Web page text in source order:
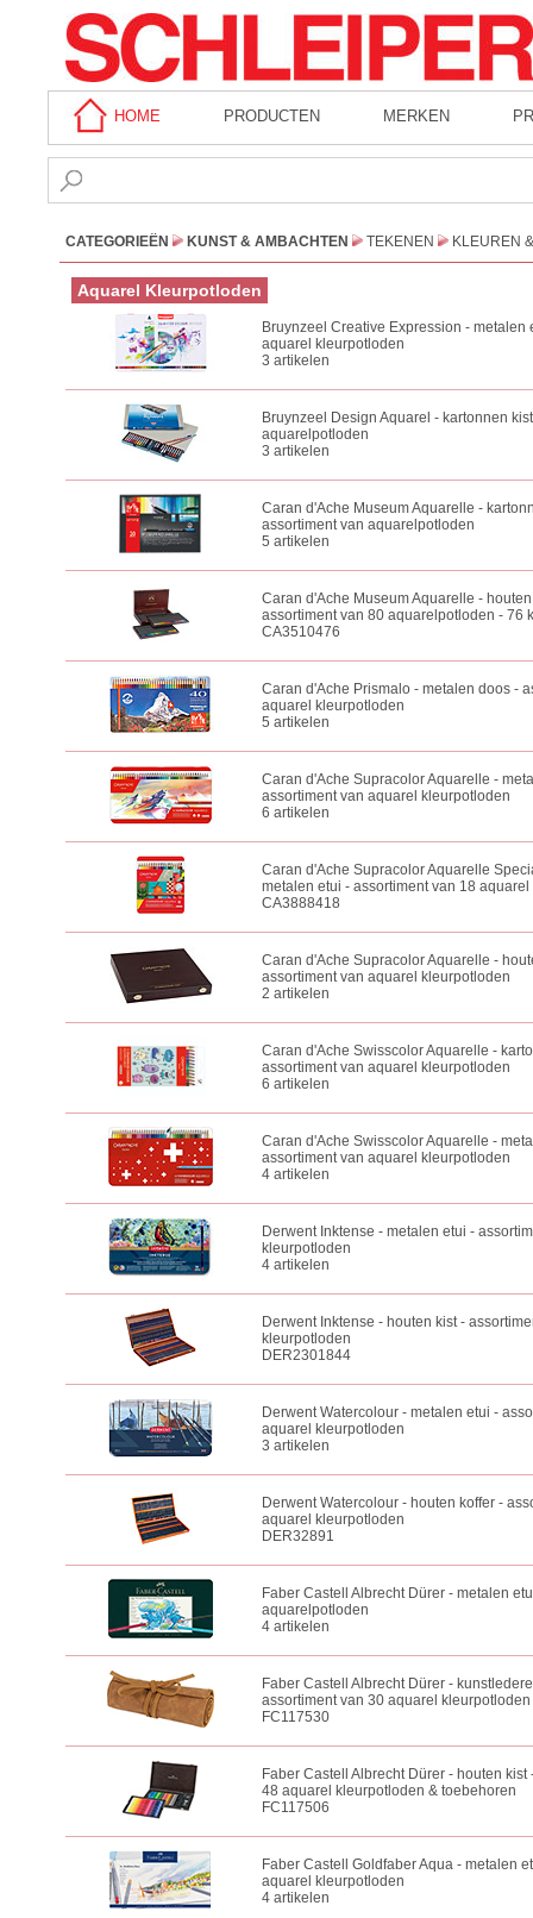
HOME PRODUCTEN MERKEN
CATEGORIEËN KUNST & AMBACHTEN TEKENEN KLEUREN
Aquarel Kleurpotloden
Bruynzeel Creative Expression - metalen
aquarel kleurpotloden
3 artikelen
Bruynzeel Design Aquarel - kartonnen
aquarelpotloden
3 artikelen
Caran d'Ache Museum Aquarelle -
assortiment van aquarelpotloden
5 artikelen
Caran d'Ache Museum Aquarelle -
assortiment van 80 aquarelpotloden - 76
CA3510476
Caran d'Ache Prismalo - metalen doos -
aquarel kleurpotloden
5 artikelen
Caran d'Ache Supracolor Aquarelle -
assortiment van aquarel kleurpotloden
6 artikelen
Caran d'Ache Supracolor Aquarelle
metalen etui - assortiment van 18
CA3888418
Caran d'Ache Supracolor Aquarelle -
assortiment van aquarel kleurpotloden
2 artikelen
Caran d'Ache Swisscolor Aquarelle -
assortiment van aquarel kleurpotloden
6 artikelen
Caran d'Ache Swisscolor Aquarelle -
assortiment van aquarel kleurpotloden
4 artikelen
Derwent Inktense - metalen etui -
kleurpotloden
4 artikelen
Derwent Inktense - houten kist -
kleurpotloden
DER2301844
Derwent Watercolour - metalen etui -
aquarel kleurpotloden
3 artikelen
Derwent Watercolour - houten koffer -
aquarel kleurpotloden
DER32891
Faber Castell Albrecht Dürer - metalen
aquarelpotloden
4 artikelen
Faber Castell Albrecht Dürer -
assortiment van 30 aquarel
FC117530
Faber Castell Albrecht Dürer - houten kist
48 aquarel kleurpotloden & toebehoren
FC117506
Faber Castell Goldfaber Aqua - metalen
aquarel kleurpotloden
4 artikelen